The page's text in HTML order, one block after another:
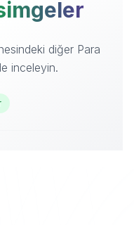
diğer Para
inceleyin.